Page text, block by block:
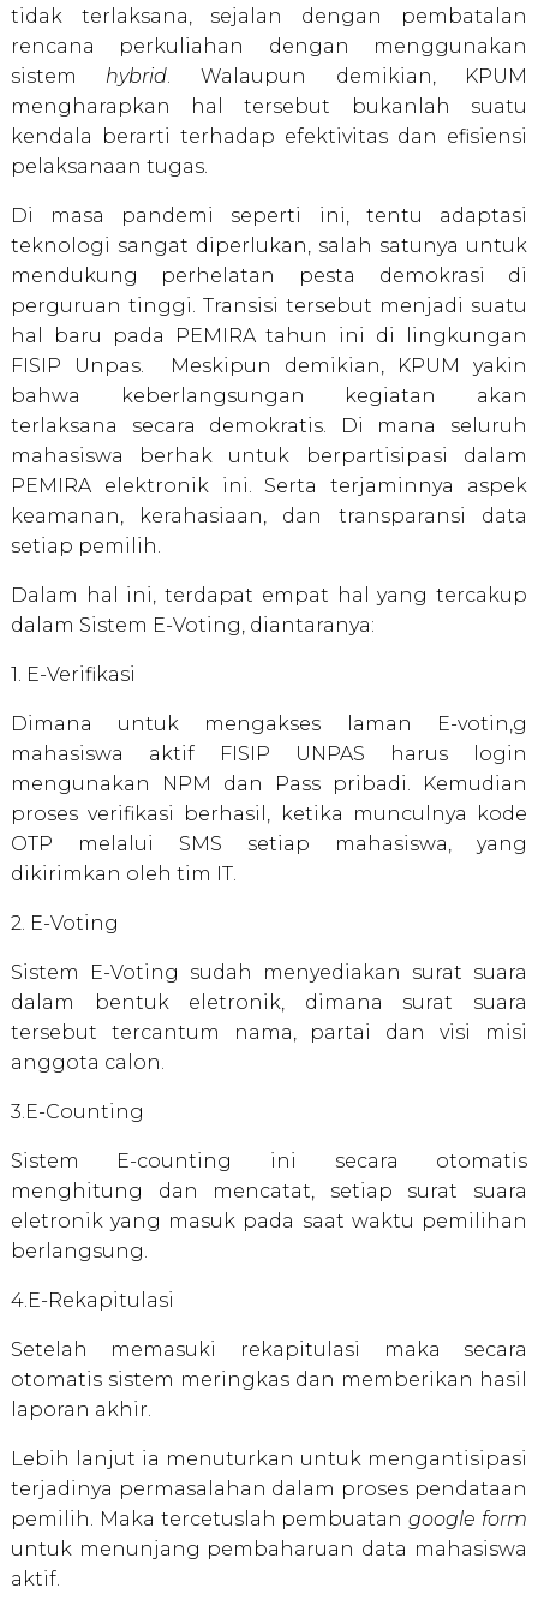
tidak terlaksana, sejalan dengan pembatalan
rencana perkuliahan dengan menggunakan
sistem hybrid. Walaupun demikian, KPUM
mengharapkan hal tersebut bukanlah suatu
kendala berarti terhadap efektivitas dan efisiensi
pelaksanaan tugas.
Di masa pandemi seperti ini, tentu adaptasi
teknologi sangat diperlukan, salah satunya untuk
mendukung perhelatan pesta demokrasi di
perguruan tinggi. Transisi tersebut menjadi suatu
hal baru pada PEMIRA tahun ini di lingkungan
FISIP Unpas. Meskipun demikian, KPUM yakin
bahwa keberlangsungan kegiatan akan
terlaksana secara demokratis. Di mana seluruh
mahasiswa berhak untuk berpartisipasi dalam
PEMIRA elektronik ini. Serta terjaminnya aspek
keamanan, kerahasiaan, dan transparansi data
setiap pemilih.
Dalam hal ini, terdapat empat hal yang tercakup
dalam Sistem E-Voting, diantaranya:
1. E-Verifikasi
Dimana untuk mengakses laman E-votin,g
mahasiswa aktif FISIP UNPAS harus login
mengunakan NPM dan Pass pribadi. Kemudian
proses verifikasi berhasil, ketika munculnya kode
OTP melalui SMS setiap mahasiswa, yang
dikirimkan oleh tim IT.
2. E-Voting
Sistem E-Voting sudah menyediakan surat suara
dalam bentuk eletronik, dimana surat suara
tersebut tercantum nama, partai dan visi misi
anggota calon.
3.E-Counting
Sistem E-counting ini secara otomatis
menghitung dan mencatat, setiap surat suara
eletronik yang masuk pada saat waktu pemilihan
berlangsung.
4.E-Rekapitulasi
Setelah memasuki rekapitulasi maka secara
otomatis sistem meringkas dan memberikan hasil
laporan akhir.
Lebih lanjut ia menuturkan untuk mengantisipasi
terjadinya permasalahan dalam proses pendataan
pemilih. Maka tercetuslah pembuatangoogle form
untuk menunjang pembaharuan data mahasiswa
aktif.